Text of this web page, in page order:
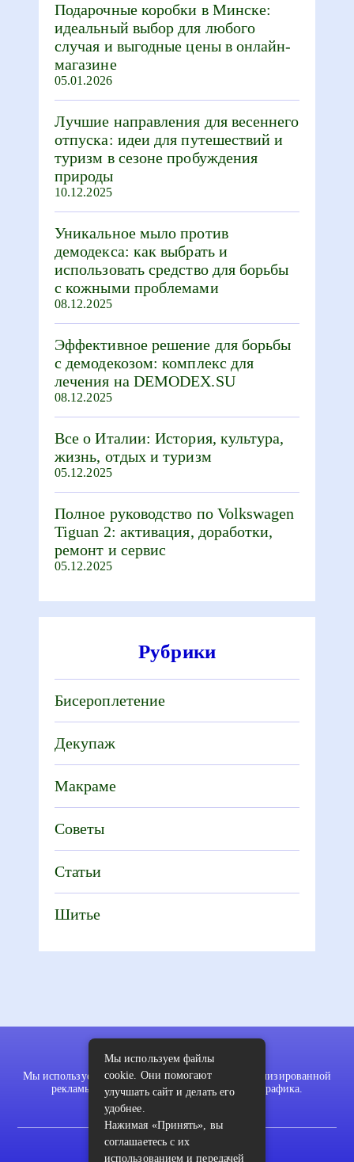
Подарочные коробки в Минске:
идеальный выбор для любого
случая и выгодные цены в онлайн-
магазине
05.01.2026
Лучшие направления для весеннего
отпуска: идеи для путешествий и
туризм в сезоне пробуждения
природы
10.12.2025
Уникальное мыло против
демодекса: как выбрать и
использовать средство для борьбы
с кожными проблемами
08.12.2025
Эффективное решение для борьбы
с демодекозом: комплекс для
лечения на DEMODEX.SU
08.12.2025
Все о Италии: История, культура,
жизнь, отдых и туризм
05.12.2025
Полное руководство по Volkswagen
Tiguan 2: активация, доработки,
ремонт и сервис
05.12.2025
Рубрики
Бисероплетение
Декупаж
Макраме
Советы
Статьи
Шитье
Мы используем файлы cookie для показа персонализированной
рекламы и/или контента и анализа нашего трафика.
Мы используем файлы
cookie. Они помогают
улучшать сайт и делать его
удобнее.
Нажимая «Принять», вы
соглашаетесь с их
использованием и передачей